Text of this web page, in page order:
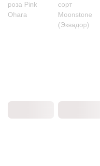
роза Pink
Ohara
сорт
Moonstone
(Эквадор)